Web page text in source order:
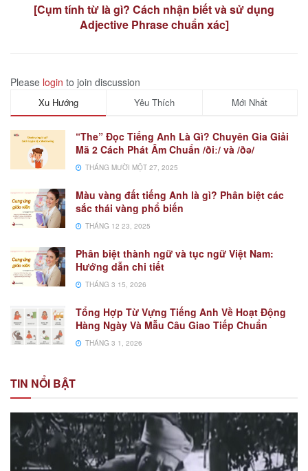
[Cụm tính từ là gì? Cách nhận biết và sử dụng
Adjective Phrase chuẩn xác]
Please login to join discussion
Xu Hướng Yêu Thích Mới Nhất
“The” Đọc Tiếng Anh Là Gì? Chuyên Gia Giải
Mã 2 Cách Phát Âm Chuẩn /ðiː/ và /ðə/
THÁNG MƯỜI MỘT 27, 2025
Màu vàng đất tiếng Anh là gì? Phân biệt các
sắc thái vàng phổ biến
THÁNG 12 23, 2025
Phân biệt thành ngữ và tục ngữ Việt Nam:
Hướng dẫn chi tiết
THÁNG 3 15, 2026
Tổng Hợp Từ Vựng Tiếng Anh Về Hoạt Động
Hàng Ngày Và Mẫu Câu Giao Tiếp Chuẩn
THÁNG 3 1, 2026
TIN NỔI BẬT